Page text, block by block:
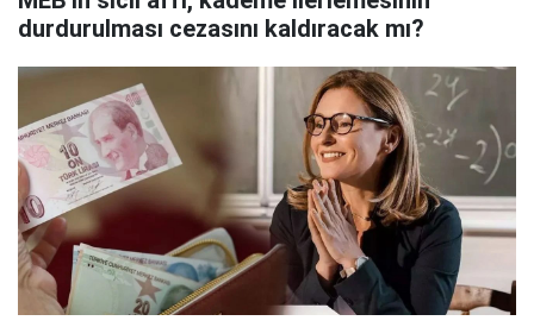
durdurulması cezasını kaldıracak mı?